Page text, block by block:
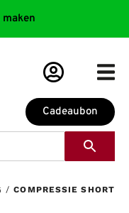
Cadeaubon
/COMPRESSIE SHORT